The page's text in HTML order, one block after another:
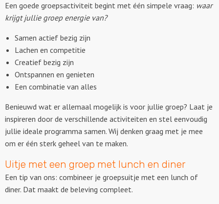
Een goede groepsactiviteit begint met één simpele vraag: waar
krijgt jullie groep energie van?
Samen actief bezig zijn
Lachen en competitie
Creatief bezig zijn
Ontspannen en genieten
Een combinatie van alles
Benieuwd wat er allemaal mogelijk is voor jullie groep? Laat je
inspireren door de verschillende activiteiten en stel eenvoudig
jullie ideale programma samen. Wij denken graag met je mee
om er één sterk geheel van te maken.
Uitje met een groep met lunch en diner
Een tip van ons: combineer je groepsuitje met een lunch of
diner. Dat maakt de beleving compleet.